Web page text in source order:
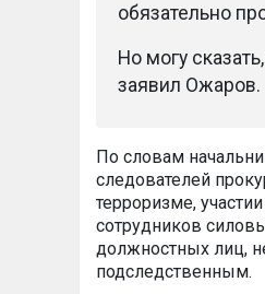
обязательно
Но могу
заявил Ожаров.
По словам
следователей
терроризме,
сотрудников
должностных лиц,
подследственным.